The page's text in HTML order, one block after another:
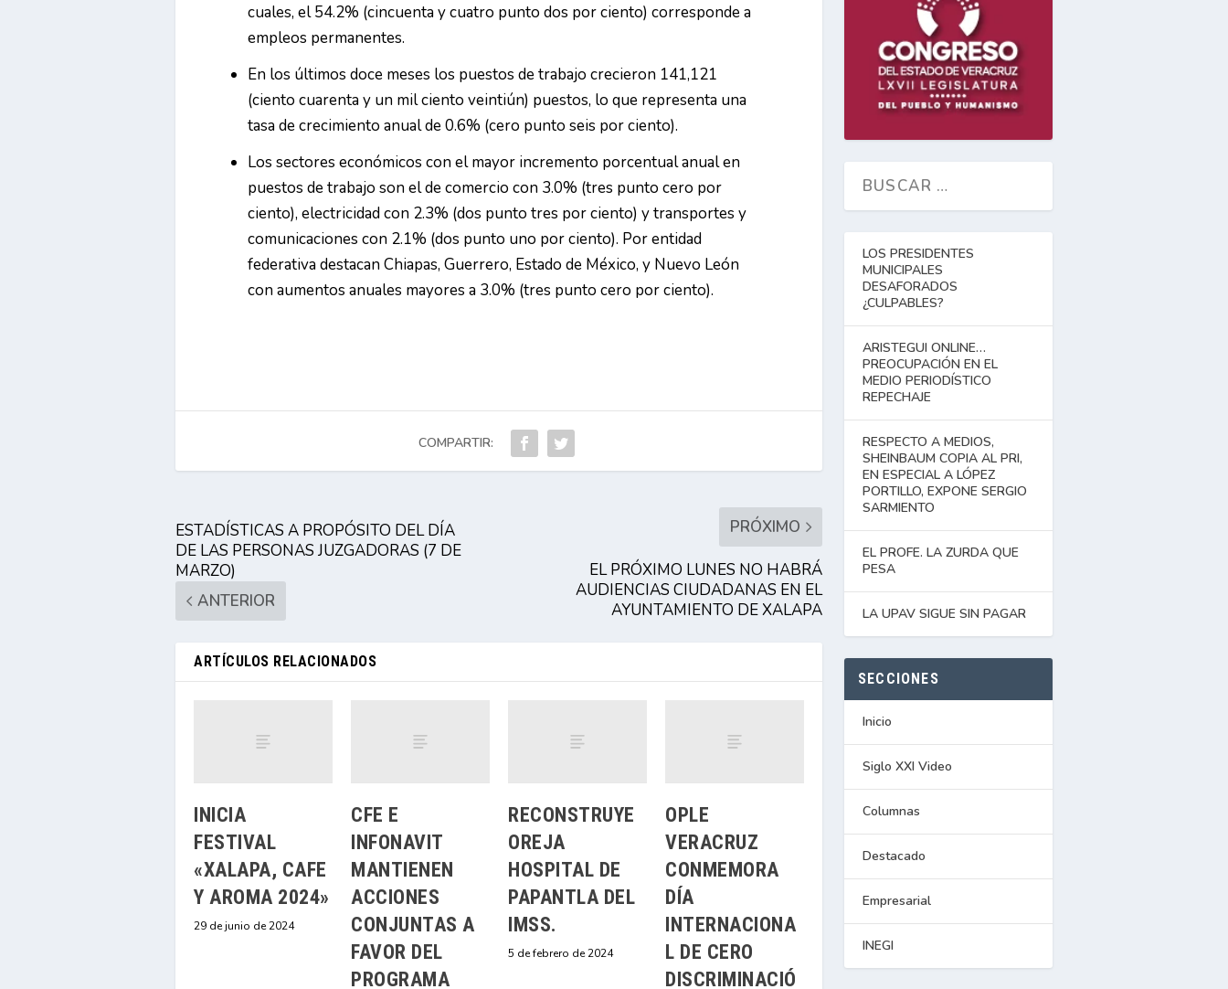
cuales, el 54.2% (cincuenta y cuatro punto dos por ciento) corresponde a
empleos permanentes.
En los últimos doce meses los puestos de trabajo crecieron 141,121
(ciento cuarenta y un mil ciento veintiún) puestos, lo que representa una
tasa de crecimiento anual de 0.6% (cero punto seis por ciento).
Los sectores económicos con el mayor incremento porcentual anual en
puestos de trabajo son el de comercio con 3.0% (tres punto cero por
ciento), electricidad con 2.3% (dos punto tres por ciento) y transportes y
comunicaciones con 2.1% (dos punto uno por ciento). Por entidad
federativa destacan Chiapas, Guerrero, Estado de México, y Nuevo León
con aumentos anuales mayores a 3.0% (tres punto cero por ciento).
COMPARTIR:
ESTADÍSTICAS A PROPÓSITO DEL DÍA
DE LAS PERSONAS JUZGADORAS (7 DE
MARZO)
ANTERIOR
PRÓXIMO
EL PRÓXIMO LUNES NO HABRÁ
AUDIENCIAS CIUDADANAS EN EL
AYUNTAMIENTO DE XALAPA
ARTÍCULOS RELACIONADOS
INICIA
FESTIVAL
«XALAPA, CAFE
Y AROMA 2024»
29 de junio de 2024
CFE E
INFONAVIT
MANTIENEN
ACCIONES
CONJUNTAS A
FAVOR DEL
PROGRAMA
RECONSTRUYE
OREJA
HOSPITAL DE
PAPANTLA DEL
IMSS.
5 de febrero de 2024
OPLE
VERACRUZ
CONMEMORA
DÍA
INTERNACIONA
L DE CERO
DISCRIMINACIÓ
LOS PRESIDENTES
MUNICIPALES
DESAFORADOS
¿CULPABLES?
ARISTEGUI ONLINE…
PREOCUPACIÓN EN EL
MEDIO PERIODÍSTICO
REPECHAJE
RESPECTO A MEDIOS,
SHEINBAUM COPIA AL PRI,
EN ESPECIAL A LÓPEZ
PORTILLO, EXPONE SERGIO
SARMIENTO
EL PROFE. LA ZURDA QUE
PESA
LA UPAV SIGUE SIN PAGAR
SECCIONES
Inicio
Siglo XXI Video
Columnas
Destacado
Empresarial
INEGI